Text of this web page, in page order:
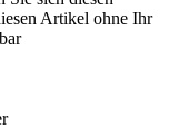
Artikel ohne Ihr